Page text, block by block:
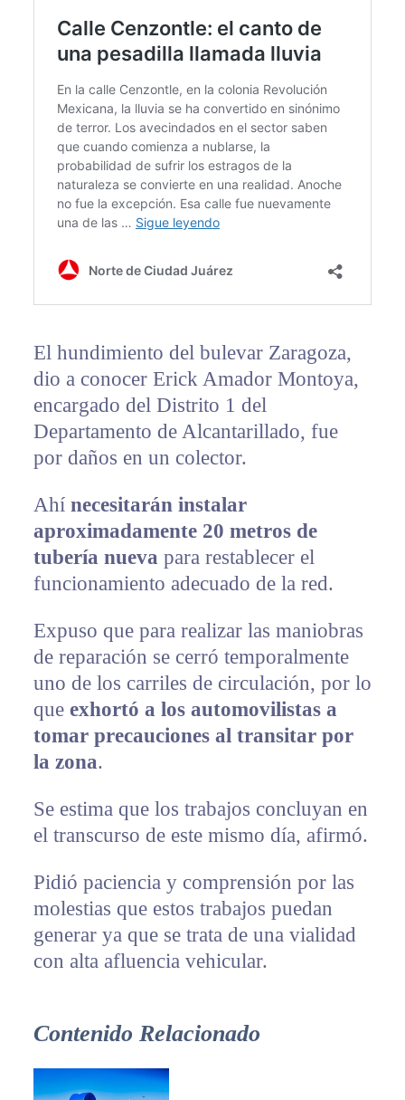
El hundimiento del bulevar Zaragoza,
dio a conocer Erick Amador Montoya,
encargado del Distrito 1 del
Departamento de Alcantarillado, fue
por daños en un colector.
Ahí necesitarán instalar
aproximadamente 20 metros de
tubería nueva para restablecer el
funcionamiento adecuado de la red.
Expuso que para realizar las maniobras
de reparación se cerró temporalmente
uno de los carriles de circulación, por lo
que exhortó a los automovilistas a
tomar precauciones al transitar por
la zona.
Se estima que los trabajos concluyan en
el transcurso de este mismo día, afirmó.
Pidió paciencia y comprensión por las
molestias que estos trabajos puedan
generar ya que se trata de una vialidad
con alta afluencia vehicular.
Contenido Relacionado